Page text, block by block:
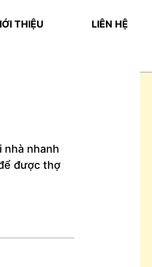
THIỆU LIÊN HỆ
nhà nhanh
được thợ